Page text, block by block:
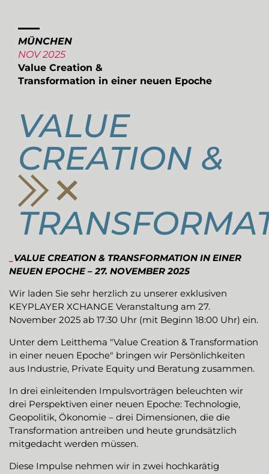
VALUE
CREATION &
MÜNCHEN
NOV 2025
Value Creation &
Transformation in einer neuen Epoche
VALUE CREATION & TRANSFORMATION IN EINER
NEUEN EPOCHE – 27. NOVEMBER 2025
Wir laden Sie sehr herzlich zu unserer exklusiven
KEYPLAYER XCHANGE Veranstaltung am 27.
November 2025 ab 17:30 Uhr (mit Beginn 18:00 Uhr) ein.
Unter dem Leitthema "Value Creation & Transformation
in einer neuen Epoche" bringen wir Persönlichkeiten
aus Industrie, Private Equity und Beratung zusammen.
In drei einleitenden Impulsvorträgen beleuchten wir
drei Perspektiven einer neuen Epoche: Technologie,
Geopolitik, Ökonomie – drei Dimensionen, die die
Transformation antreiben und heute grundsätzlich
mitgedacht werden müssen.
Diese Impulse nehmen wir in zwei hochkarätig